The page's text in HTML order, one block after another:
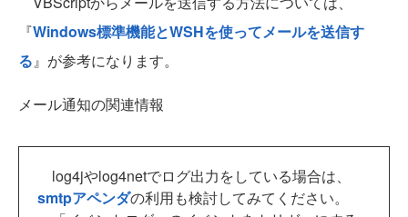
『Windows標準機能とWSHを使ってメールを送信す
る』が参考になります。
メール通知の関連情報
log4jやlog4netでログ出力をしている場合は、
smtpアペンダの利用も検討してみてください。